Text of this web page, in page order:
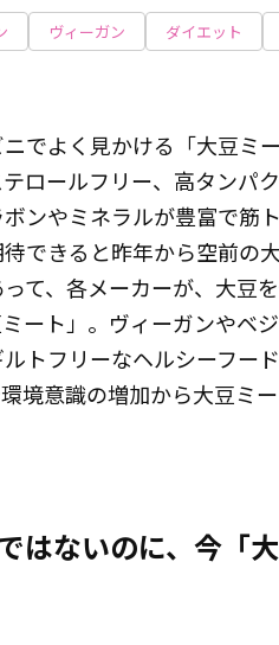
ヴィーガン ダイエット
でよく見かける「大豆ミ
ロールフリー、高タンパ
ンやミネラルが豊富で筋
できると昨年から空前の
て、各メーカーが、大豆
ート」。ヴィーガンやベ
トフリーなヘルシーフー
境意識の増加から大豆ミ
はないのに、今「